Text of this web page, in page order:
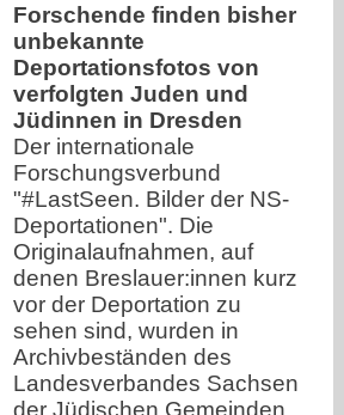
Forschende finden bisher
unbekannte
Deportationsfotos von
verfolgten Juden und
Jüdinnen in Dresden
Der internationale
Forschungsverbund
"#LastSeen. Bilder der NS-
Deportationen". Die
Originalaufnahmen, auf
denen Breslauer:innen kurz
vor der Deportation zu
sehen sind, wurden in
Archivbeständen des
Landesverbandes Sachsen
der Jüdischen Gemeinden